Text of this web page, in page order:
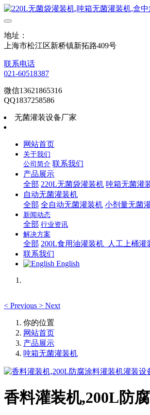
地址：
上海市松江区新桥镇新拓路409号
联系电话
021-60518387
微信13621865316
QQ1837258586
无菌灌装设备厂家
网站首页
关于我们
公司简介 联系我们
产品展示
全部 220L无菌袋灌装机 吨箱无菌灌
自动无菌灌装机
全部 全自动无菌灌装机 小剂量无菌
新闻动态
全部 行业资讯
解决方案
全部 200L食用油灌装机_人工上桶灌
联系我们
English
< Previous > Next
你的位置
网站首页
产品展示
吨箱无菌灌装机
香料灌装机,200L防